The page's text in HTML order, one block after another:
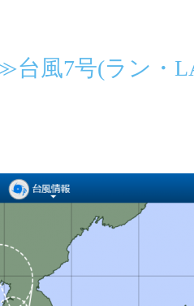
風7号(ラン・